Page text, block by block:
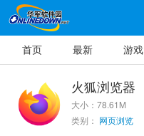
首页 最新 游戏
火狐浏览器
大小：78.61M
类别： 网页浏览